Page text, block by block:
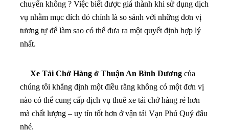
chuyển không ? Việc biết được giá thành khi sử dụng dịch
vụ nhằm mục đích đó chính là so sánh với những đơn vị
tương tự để làm sao có thể đưa ra một quyết định hợp lý
nhất.
Xe Tải Chở Hàng ở Thuận An Bình Dương của
chúng tôi khẳng định một điều rằng không có một đơn vị
nào có thể cung cấp dịch vụ thuê xe tải chở hàng rẻ hơn
mà chất lượng – uy tín tốt hơn ở vận tải Vạn Phú Quý đâu
nhé.